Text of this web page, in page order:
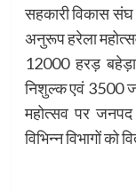
सहकारी विकास संघ
अनुरूप हरेला
12000 हरड़
निशुल्क एवं 3500
महोत्सव पर जनपद
विभिन्न विभागों को